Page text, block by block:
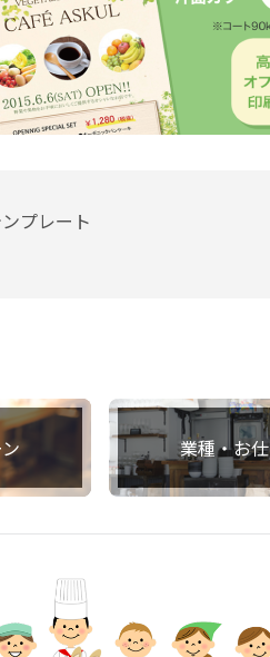
プレート
業種・お